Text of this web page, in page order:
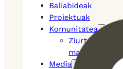
Baliabideak
Proiektuak
Komunitatea
Ziurtagiridunen
mapa
Media